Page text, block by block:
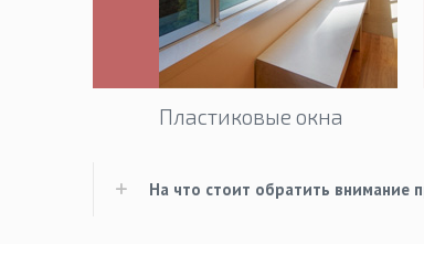
Пластиковые окна
На что стоит обратить внимание